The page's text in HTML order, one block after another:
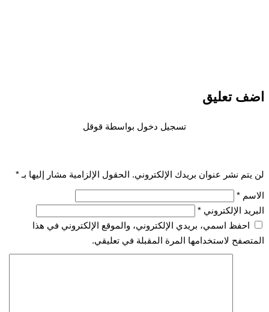
اضف تعليق
تسجيل دخول بواسطة قوقل
لن يتم نشر عنوان بريدك الإلكتروني. الحقول الإلزامية مشار إليها بـ *
الاسم *
البريد الإلكتروني *
احفظ اسمي، بريدي الإلكتروني، والموقع الإلكتروني في هذا
المتصفح لاستخدامها المرة المقبلة في تعليقي.